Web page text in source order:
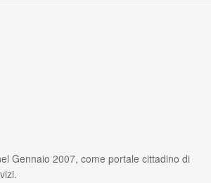
Gennaio 2007, come portale cittadino di